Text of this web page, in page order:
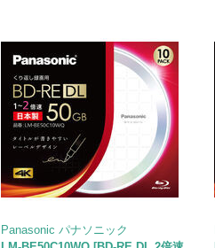
Panasonic パナソニック